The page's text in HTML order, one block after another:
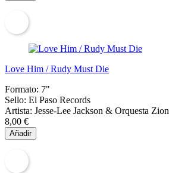
Love Him / Rudy Must Die
Formato: 7"
Sello: El Paso Records
Artista: Jesse-Lee Jackson & Orquesta Zion
8,00 €
Añadir